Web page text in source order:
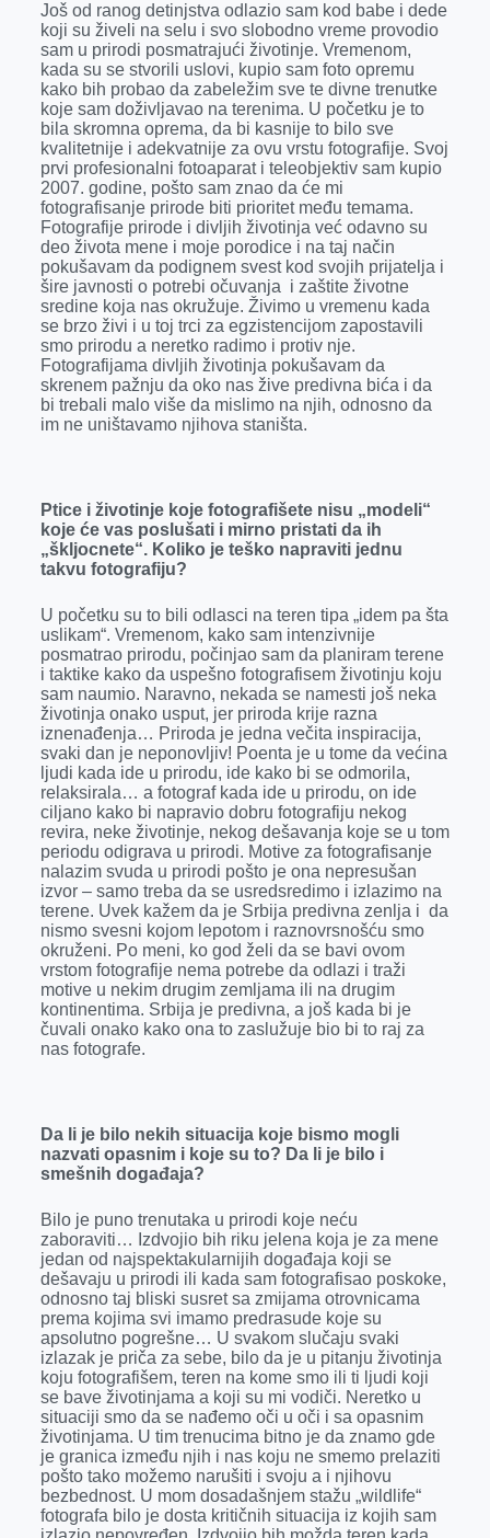
Još od ranog detinjstva odlazio sam kod babe i dede
koji su živeli na selu i svo slobodno vreme provodio
sam u prirodi posmatrajući životinje. Vremenom,
kada su se stvorili uslovi, kupio sam foto opremu
kako bih probao da zabeležim sve te divne trenutke
koje sam doživljavao na terenima. U početku je to
bila skromna oprema, da bi kasnije to bilo sve
kvalitetnije i adekvatnije za ovu vrstu fotografije. Svoj
prvi profesionalni fotoaparat i teleobjektiv sam kupio
2007. godine, pošto sam znao da će mi
fotografisanje prirode biti prioritet među temama.
Fotografije prirode i divljih životinja već odavno su
deo života mene i moje porodice i na taj način
pokušavam da podignem svest kod svojih prijatelja i
šire javnosti o potrebi očuvanja i zaštite životne
sredine koja nas okružuje. Živimo u vremenu kada
se brzo živi i u toj trci za egzistencijom zapostavili
smo prirodu a neretko radimo i protiv nje.
Fotografijama divljih životinja pokušavam da
skrenem pažnju da oko nas žive predivna bića i da
bi trebali malo više da mislimo na njih, odnosno da
im ne uništavamo njihova staništa.
Ptice i životinje koje fotografišete nisu „modeli“
koje će vas poslušati i mirno pristati da ih
„škljocnete“. Koliko je teško napraviti jednu
takvu fotografiju?
U početku su to bili odlasci na teren tipa „idem pa šta
uslikam“. Vremenom, kako sam intenzivnije
posmatrao prirodu, počinjao sam da planiram terene
i taktike kako da uspešno fotografisem životinju koju
sam naumio. Naravno, nekada se namesti još neka
životinja onako usput, jer priroda krije razna
iznenađenja… Priroda je jedna večita inspiracija,
svaki dan je neponovljiv! Poenta je u tome da većina
ljudi kada ide u prirodu, ide kako bi se odmorila,
relaksirala… a fotograf kada ide u prirodu, on ide
ciljano kako bi napravio dobru fotografiju nekog
revira, neke životinje, nekog dešavanja koje se u tom
periodu odigrava u prirodi. Motive za fotografisanje
nalazim svuda u prirodi pošto je ona nepresušan
izvor – samo treba da se usredsredimo i izlazimo na
terene. Uvek kažem da je Srbija predivna zenlja i da
nismo svesni kojom lepotom i raznovrsnošću smo
okruženi. Po meni, ko god želi da se bavi ovom
vrstom fotografije nema potrebe da odlazi i traži
motive u nekim drugim zemljama ili na drugim
kontinentima. Srbija je predivna, a još kada bi je
čuvali onako kako ona to zaslužuje bio bi to raj za
nas fotografe.
Da li je bilo nekih situacija koje bismo mogli
nazvati opasnim i koje su to? Da li je bilo i
smešnih događaja?
Bilo je puno trenutaka u prirodi koje neću
zaboraviti… Izdvojio bih riku jelena koja je za mene
jedan od najspektakularnijih događaja koji se
dešavaju u prirodi ili kada sam fotografisao poskoke,
odnosno taj bliski susret sa zmijama otrovnicama
prema kojima svi imamo predrasude koje su
apsolutno pogrešne… U svakom slučaju svaki
izlazak je priča za sebe, bilo da je u pitanju životinja
koju fotografišem, teren na kome smo ili ti ljudi koji
se bave životinjama a koji su mi vodiči. Neretko u
situaciji smo da se nađemo oči u oči i sa opasnim
životinjama. U tim trenucima bitno je da znamo gde
je granica između njih i nas koju ne smemo prelaziti
pošto tako možemo narušiti i svoju a i njihovu
bezbednost. U mom dosadašnjem stažu „wildlife“
fotografa bilo je dosta kritičnih situacija iz kojih sam